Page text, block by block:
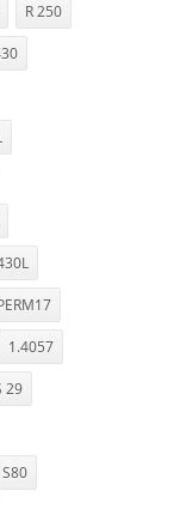
R 250
1.4057
29
S80